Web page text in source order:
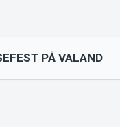
PÅ VALAND